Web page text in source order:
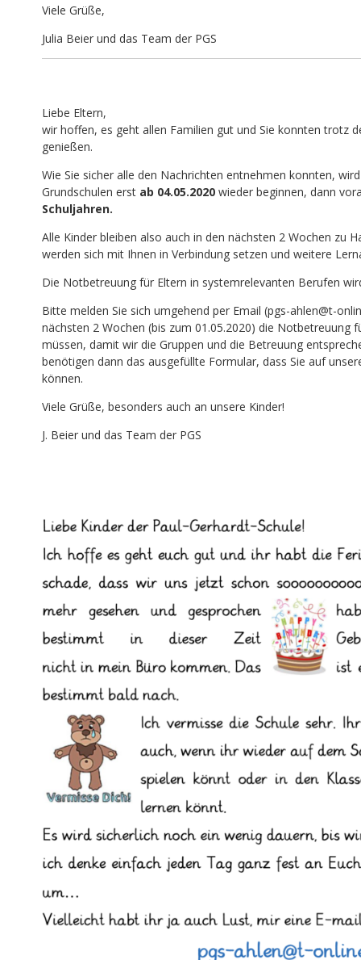
Viele Grüße,
Julia Beier und das Team der PGS
Liebe Eltern,
wir hoffen, es geht allen Familien gut und Sie konnten trotz
genießen.
Wie Sie sicher alle den Nachrichten entnehmen konnten,
Grundschulen erst ab 04.05.2020 wieder beginnen, dann
Schuljahren.
Alle Kinder bleiben also auch in den nächsten 2 Wochen zu
werden sich mit Ihnen in Verbindung setzen und weitere
Die Notbetreuung für Eltern in systemrelevanten Berufen
Bitte melden Sie sich umgehend per Email (pgs-ahlen@t-
nächsten 2 Wochen (bis zum 01.05.2020) die Notbetreuung
müssen, damit wir die Gruppen und die Betreuung
benötigen dann das ausgefüllte Formular, dass Sie auf
können.
Viele Grüße, besonders auch an unsere Kinder!
J. Beier und das Team der PGS